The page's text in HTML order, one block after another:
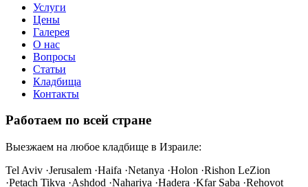
Услуги
Цены
Галерея
О нас
Вопросы
Статьи
Кладбища
Контакты
Работаем по всей стране
Выезжаем на любое кладбище в Израиле:
Tel Aviv ·Jerusalem ·Haifa ·Netanya ·Holon ·Rishon LeZion
·Petach Tikva ·Ashdod ·Nahariya ·Hadera ·Kfar Saba ·Rehovot